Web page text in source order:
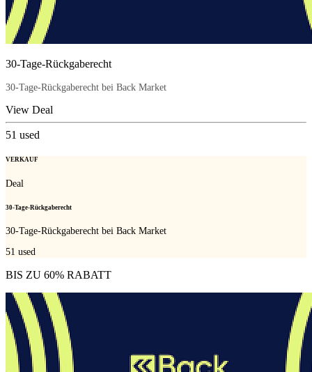
30-Tage-Rückgaberecht
30-Tage-Rückgaberecht bei Back Market
View Deal
51 used
VERKAUF
Deal
30-Tage-Rückgaberecht
30-Tage-Rückgaberecht bei Back Market
51 used
BIS ZU 60% RABATT